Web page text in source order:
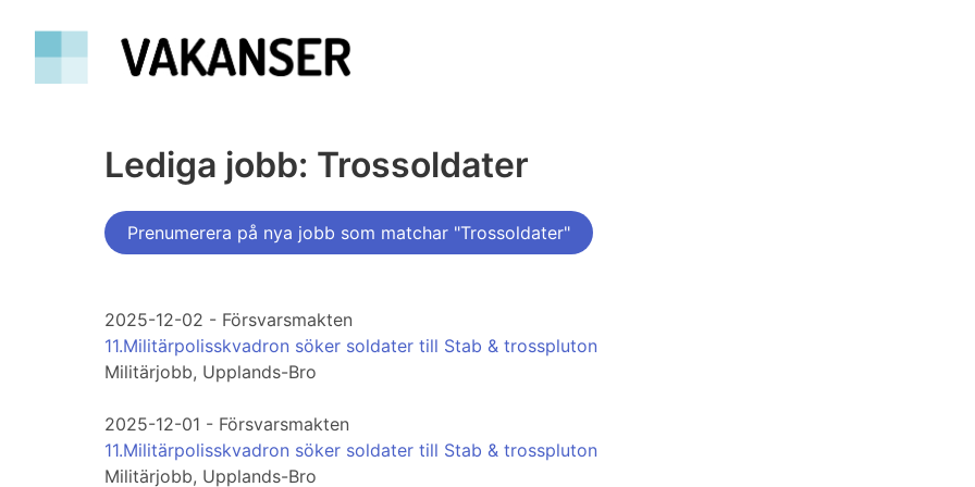
Lediga jobb: Trossoldater
Prenumerera på nya jobb som matchar "Trossoldater"
2025-12-02 - Försvarsmakten
11.Militärpolisskvadron söker soldater till Stab & trosspluton
Militärjobb, Upplands-Bro
2025-12-01 - Försvarsmakten
11.Militärpolisskvadron söker soldater till Stab & trosspluton
Militärjobb, Upplands-Bro